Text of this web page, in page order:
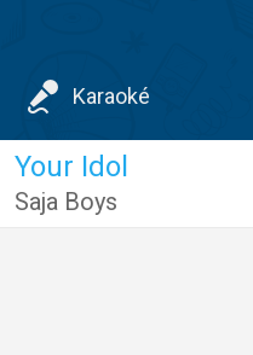
Karaoké
Your Idol
Saja Boys